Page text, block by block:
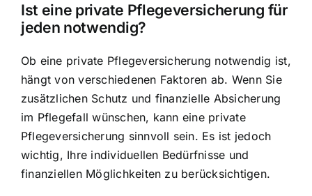
Ist eine private Pflegeversicherung für
jeden notwendig?
Ob eine private Pflegeversicherung notwendig ist,
hängt von verschiedenen Faktoren ab. Wenn Sie
zusätzlichen Schutz und finanzielle Absicherung
im Pflegefall wünschen, kann eine private
Pflegeversicherung sinnvoll sein. Es ist jedoch
wichtig, Ihre individuellen Bedürfnisse und
finanziellen Möglichkeiten zu berücksichtigen.